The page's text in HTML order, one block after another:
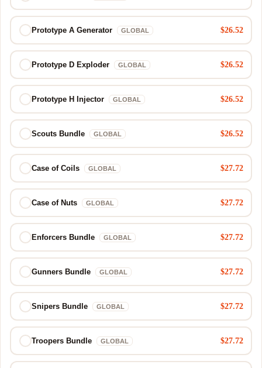
Prototype A Generator GLOBAL $26.52
Prototype D Exploder GLOBAL $26.52
Prototype H Injector GLOBAL $26.52
Scouts Bundle GLOBAL $26.52
Case of Coils GLOBAL $27.72
Case of Nuts GLOBAL $27.72
Enforcers Bundle GLOBAL $27.72
Gunners Bundle GLOBAL $27.72
Snipers Bundle GLOBAL $27.72
Troopers Bundle GLOBAL $27.72